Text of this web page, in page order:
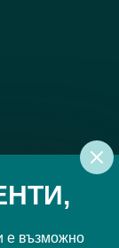
е възможно